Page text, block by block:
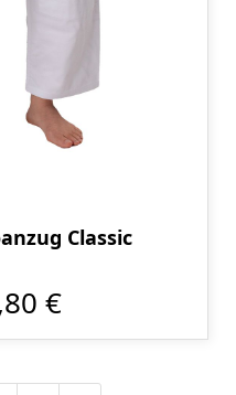
Classic
€